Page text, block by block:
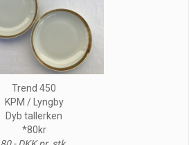
Trend 450
KPM / Lyngby
Dyb tallerken
*80kr